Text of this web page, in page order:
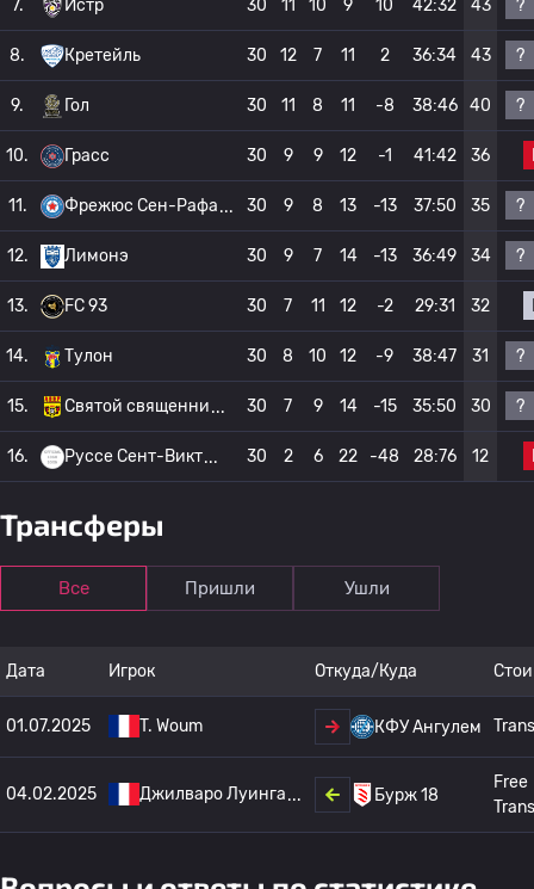
7. Истр 30 11 10 9 10 42:32 43 ?
8. Кретейль 30 12 7 11 2 36:34 43 ?
9. Гол 30 11 8 11 -8 38:46 40 ?
10. Грасс 30 9 9 12 -1 41:42 36
11. Фрежюс Сен-Рафа 30 9 8 13 -13 37:50 35 ?
12. Лимонэ 30 9 7 14 -13 36:49 34 ?
13. FC 93 30 7 11 12 -2 29:31 32
14. Тулон 30 8 10 12 -9 38:47 31 ?
15. Святой священни 30 7 9 14 -15 35:50 30 ?
16. Руссе Сент-Викт 30 2 6 22 -48 28:76 12
Трансферы
Все Пришли Ушли
Дата Игрок Откуда/Куда
01.07.2025 T. Woum КФУ Ангулем
04.02.2025 Джилваро Луинга Бурж 18
Free